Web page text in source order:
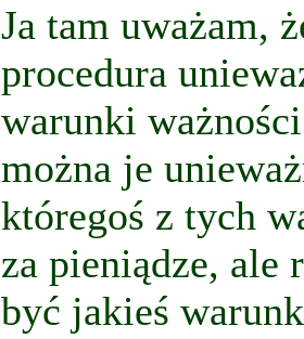
Ja tam uważam,
procedura
warunki
można je
któregoś z tych
za pieniądze, ale
być jakieś